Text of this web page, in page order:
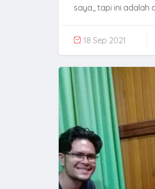
saya,, tapi ini adalah
18 Sep 2021